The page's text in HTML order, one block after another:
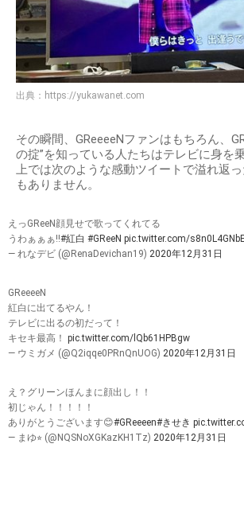
出典： https://yukawanet.com
その瞬間、GReeeeNファンはもちろん、
の掟”を知っている人たちはテレビに身を
上では次のような感動ツイートで溢れ返
もありません。
えっGReeN顔見せで歌ってくれてる
うわぁぁぁ!!#紅白 #GReeN pic.twitter.com/
— れなデビ (@RenaDevichan19) 2020年12月31日
GReeeeN
紅白に出てるやん！
テレビに出るの初だって！
キセキ最高！ pic.twitter.com/lQb61HPBgw
— ウミガメ (@Q2iqqe0PRnQnUOG) 2020年12月31日
え？グリーンほんまに顔出し！！
初じゃん！！！！！
ありがとうございます😊#GReeeen#きせき
— まゆ⭐︎ (@NQSNoXGKazKH1Tz) 2020年12月31日